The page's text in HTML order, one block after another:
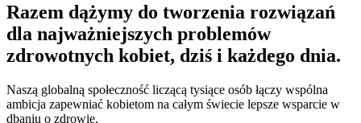
Razem dążymy do tworzenia rozwiązań
dla najważniejszych problemów
zdrowotnych kobiet, dziś i każdego dnia.
Naszą globalną społeczność liczącą tysiące osób łączy wspólna
ambicja zapewniać kobietom na całym świecie lepsze wsparcie w
dbaniu o zdrowie.